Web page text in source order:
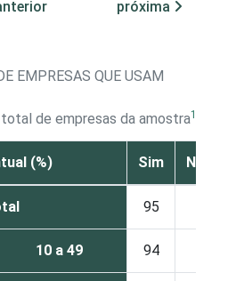
próxima
EMPRESAS QUE USAM
de empresas da amostra1
(%) Sim Não
95
10 a 49 94